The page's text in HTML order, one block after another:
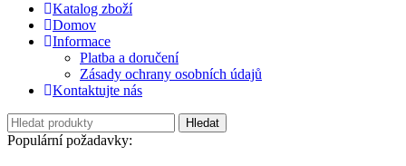
Katalog zboží
Domov
Informace
Platba a doručení
Zásady ochrany osobních údajů
Kontaktujte nás
Hledat
Populární požadavky: